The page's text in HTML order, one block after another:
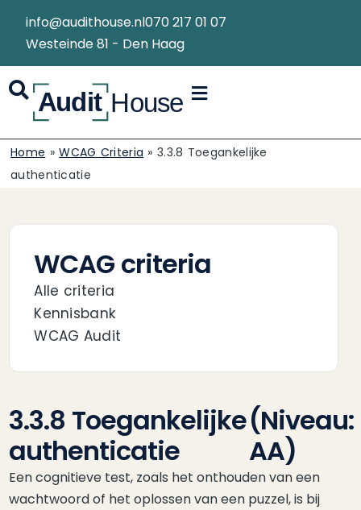
info@audithouse.nl070 217 01 07
Westeinde 81 - Den Haag
Home »WCAG Criteria »3.3.8 Toegankelijke
authenticatie
3.3.8 Toegankelijke
authenticatie
(Niveau:
AA)
Een cognitieve test, zoals het onthouden van een
wachtwoord of het oplossen van een puzzel, is bij
WCAG criteria
Alle criteria
Kennisbank
WCAG Audit